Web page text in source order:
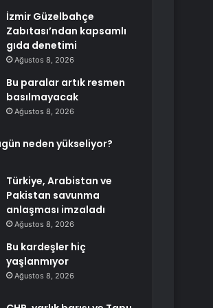
İzmir Güzelbahçe
Zabıtası’ndan kapsamlı
gıda denetimi
Ağustos 8, 2026
Bu paralar artık resmen
basılmayacak
Ağustos 8, 2026
neden yükseliyor?
Türkiye, Arabistan ve
Pakistan savunma
anlaşması imzaladı
Ağustos 8, 2026
Bu kardeşler hiç
yaşlanmıyor
Ağustos 8, 2026